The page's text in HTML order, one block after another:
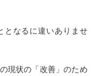
となるに違いありませ
現状の「改善」のため